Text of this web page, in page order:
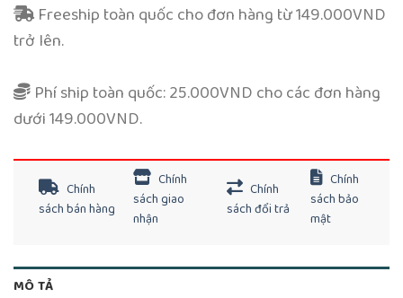
Freeship toàn quốc cho đơn hàng từ 149.000VND
trở lên.
Phí ship toàn quốc: 25.000VND cho các đơn hàng
dưới 149.000VND.
Chính
sách bán hàng
Chính
sách giao
nhận
Chính
sách đổi trả
Chính
sách bảo
mật
MÔ TẢ